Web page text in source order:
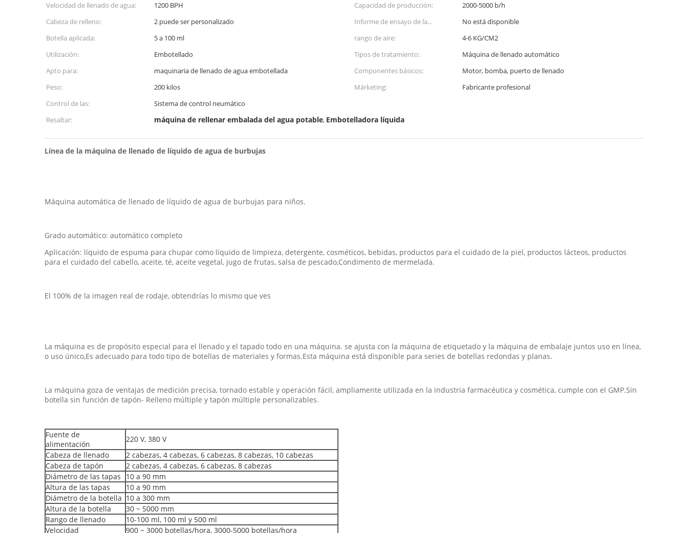
Velocidad de llenado de agua:
1200 BPH Capacidad de producción:
2000-5000 b/h
Cabeza de relleno:
2 puede ser personalizado
Informe de ensayo de la
máquina:
No está disponible
Botella aplicada:
5 a 100 ml rango de aire:
4-6 KG/CM2
Utilización:
Embotellado Tipos de tratamiento:
Máquina de llenado automático
Apto para:
maquinaria de llenado de agua embotellada Componentes básicos:
Motor, bomba, puerto de llenado
Peso:
200 kilos Márketing:
Fabricante profesional
Control de las:
Sistema de control neumático
Resaltar:
máquina de rellenar embalada del agua potable, Embotelladora líquida
Línea de la máquina de llenado de líquido de agua de burbujas
Máquina automática de llenado de líquido de agua de burbujas para niños.
Grado automático: automático completo
Aplicación: líquido de espuma para chupar como líquido de limpieza, detergente, cosméticos, bebidas, productos para el cuidado de la piel, productos lácteos, productos
para el cuidado del cabello, aceite, té, aceite vegetal, jugo de frutas, salsa de pescado,Condimento de mermelada.
El 100% de la imagen real de rodaje, obtendrías lo mismo que ves
La máquina es de propósito especial para el llenado y el tapado todo en una máquina. se ajusta con la máquina de etiquetado y la máquina de embalaje juntos uso en línea,
o uso único,Es adecuado para todo tipo de botellas de materiales y formas.Esta máquina está disponible para series de botellas redondas y planas.
La máquina goza de ventajas de medición precisa, tornado estable y operación fácil, ampliamente utilizada en la industria farmacéutica y cosmética, cumple con el GMP.Sin
botella sin función de tapón- Relleno múltiple y tapón múltiple personalizables.
Fuente de
alimentación
220 V, 380 V
Cabeza de llenado
2 cabezas, 4 cabezas, 6 cabezas, 8 cabezas, 10 cabezas
Cabeza de tapón
2 cabezas, 4 cabezas, 6 cabezas, 8 cabezas
Diámetro de las tapas
10 a 90 mm
Altura de las tapas
10 a 90 mm
Diámetro de la botella 10 a 300 mm
Altura de la botella
30 ~ 5000 mm
Rango de llenado
10-100 ml, 100 ml y 500 ml
Velocidad
900 ~ 3000 botellas/hora, 3000-5000 botellas/hora